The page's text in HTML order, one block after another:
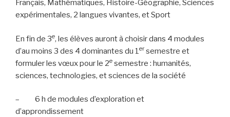
Français, Mathématiques, Histoire-Géographie, Sciences
expérimentales, 2 langues vivantes, et Sport
En fin de 3e, les élèves auront à choisir dans 4 modules
d’au moins 3 des 4 dominantes du 1ersemestre et
formuler les vœux pour le 2e semestre : humanités,
sciences, technologies, et sciences de la société
–
6 h de modules d’exploration et
d’approndissement